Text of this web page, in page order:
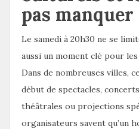
pas manquer
Le samedi à 20h30 ne se
aussi un moment clé pour
Dans de nombreuses villes,
début de spectacles,
théâtrales ou projections
organisateurs savent qu’un